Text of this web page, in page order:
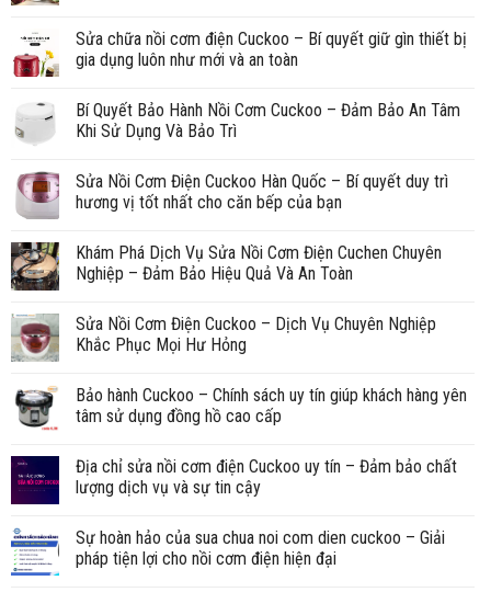
Sửa chữa nồi cơm điện Cuckoo – Bí quyết giữ gìn thiết bị
gia dụng luôn như mới và an toàn
Bí Quyết Bảo Hành Nồi Cơm Cuckoo – Đảm Bảo An Tâm
Khi Sử Dụng Và Bảo Trì
Sửa Nồi Cơm Điện Cuckoo Hàn Quốc – Bí quyết duy trì
hương vị tốt nhất cho căn bếp của bạn
Khám Phá Dịch Vụ Sửa Nồi Cơm Điện Cuchen Chuyên
Nghiệp – Đảm Bảo Hiệu Quả Và An Toàn
Sửa Nồi Cơm Điện Cuckoo – Dịch Vụ Chuyên Nghiệp
Khắc Phục Mọi Hư Hỏng
Bảo hành Cuckoo – Chính sách uy tín giúp khách hàng yên
tâm sử dụng đồng hồ cao cấp
Địa chỉ sửa nồi cơm điện Cuckoo uy tín – Đảm bảo chất
lượng dịch vụ và sự tin cậy
Sự hoàn hảo của sua chua noi com dien cuckoo – Giải
pháp tiện lợi cho nồi cơm điện hiện đại